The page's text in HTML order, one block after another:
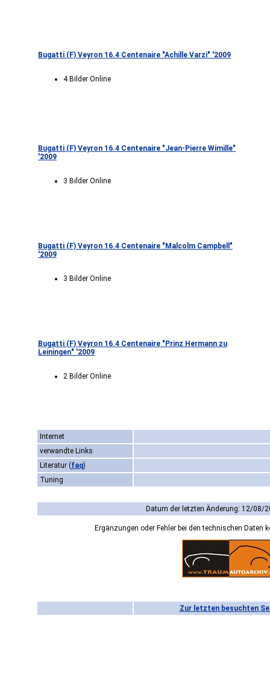
Bugatti (F) Veyron 16.4 Centenaire "Achille Varzi" '2009
4 Bilder Online
Bugatti (F) Veyron 16.4 Centenaire "Jean-Pierre Wimille"
'2009
3 Bilder Online
Bugatti (F) Veyron 16.4 Centenaire "Malcolm Campbell"
'2009
3 Bilder Online
Bugatti (F) Veyron 16.4 Centenaire "Prinz Hermann zu
Leiningen" '2009
2 Bilder Online
Internet
verwandte Links
Literatur (faq)
Tuning
Datum der letzten Änderung: 12/08/
Ergänzungen oder Fehler bei den technischen Daten
Zur letzten besuchten